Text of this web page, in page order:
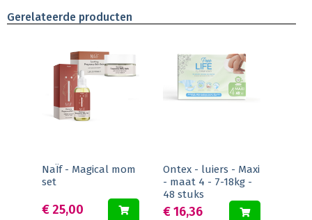
Gerelateerde producten
NaÏf - Magical mom
set
€ 25,00
Ontex - luiers - Maxi
- maat 4 - 7-18kg -
48 stuks
€ 16,36